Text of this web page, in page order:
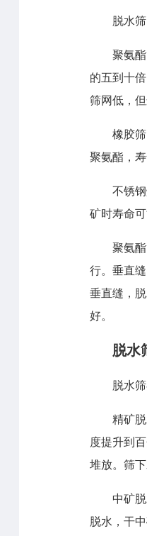
脱水
聚氨
的五到十
筛网低，
橡胶
聚氨酯，
不锈
矿时寿命
聚氨
行。垂直
垂直缝，
好。
脱水
脱水
精矿
度提升到
堆放。筛下
中矿
脱水，干